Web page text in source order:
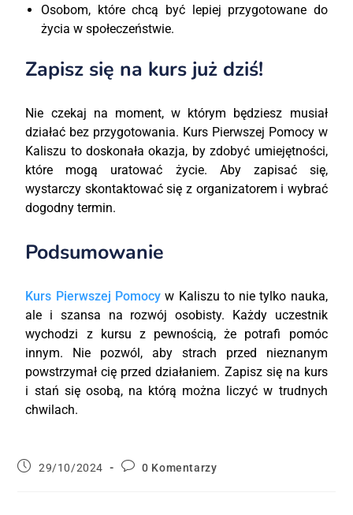
Osobom, które chcą być lepiej przygotowane do
życia w społeczeństwie.
Zapisz się na kurs już dziś!
Nie czekaj na moment, w którym będziesz musiał
działać bez przygotowania. Kurs Pierwszej Pomocy w
Kaliszu to doskonała okazja, by zdobyć umiejętności,
które mogą uratować życie. Aby zapisać się,
wystarczy skontaktować się z organizatorem i wybrać
dogodny termin.
Podsumowanie
Kurs Pierwszej Pomocyw Kaliszu to nie tylko nauka,
ale i szansa na rozwój osobisty. Każdy uczestnik
wychodzi z kursu z pewnością, że potrafi pomóc
innym. Nie pozwól, aby strach przed nieznanym
powstrzymał cię przed działaniem. Zapisz się na kurs
i stań się osobą, na którą można liczyć w trudnych
chwilach.
29/10/2024 0 Komentarzy